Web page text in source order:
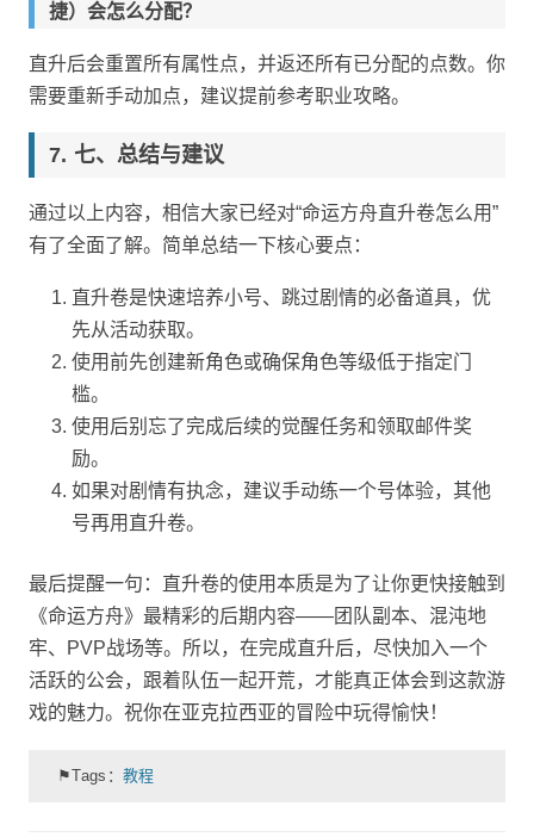
捷）会怎么分配？
直升后会重置所有属性点，并返还所有已分配的点数。你
需要重新手动加点，建议提前参考职业攻略。
七、总结与建议
通过以上内容，相信大家已经对“命运方舟直升卷怎么用”
有了全面了解。简单总结一下核心要点：
直升卷是快速培养小号、跳过剧情的必备道具，优
先从活动获取。
使用前先创建新角色或确保角色等级低于指定门
槛。
使用后别忘了完成后续的觉醒任务和领取邮件奖
励。
如果对剧情有执念，建议手动练一个号体验，其他
号再用直升卷。
最后提醒一句：直升卷的使用本质是为了让你更快接触到
《命运方舟》最精彩的后期内容——团队副本、混沌地
牢、PVP战场等。所以，在完成直升后，尽快加入一个
活跃的公会，跟着队伍一起开荒，才能真正体会到这款游
戏的魅力。祝你在亚克拉西亚的冒险中玩得愉快！
⚑Tags：教程